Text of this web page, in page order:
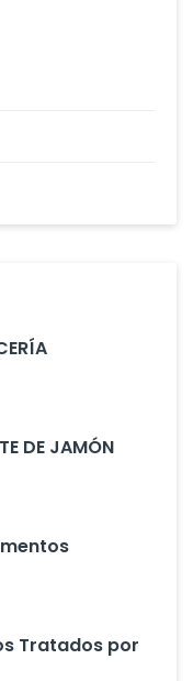
DE JAMÓN
Tratados por